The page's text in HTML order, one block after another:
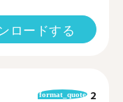
ロードする
format_quote 2